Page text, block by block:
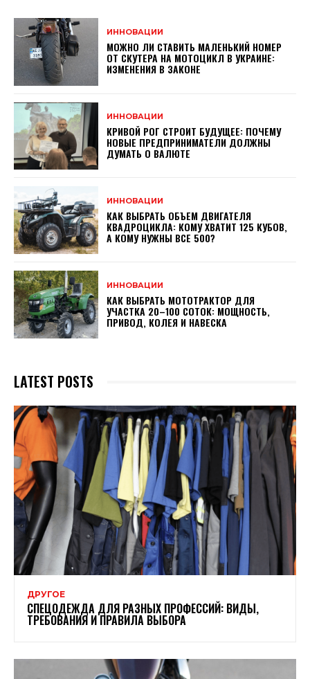
ИННОВАЦИИ
МОЖНО ЛИ СТАВИТЬ МАЛЕНЬКИЙ НОМЕР
ОТ СКУТЕРА НА МОТОЦИКЛ В УКРАИНЕ:
ИЗМЕНЕНИЯ В ЗАКОНЕ
ИННОВАЦИИ
КРИВОЙ РОГ СТРОИТ БУДУЩЕЕ: ПОЧЕМУ
НОВЫЕ ПРЕДПРИНИМАТЕЛИ ДОЛЖНЫ
ДУМАТЬ О ВАЛЮТЕ
ИННОВАЦИИ
КАК ВЫБРАТЬ ОБЪЕМ ДВИГАТЕЛЯ
КВАДРОЦИКЛА: КОМУ ХВАТИТ 125 КУБОВ,
А КОМУ НУЖНЫ ВСЕ 500?
ИННОВАЦИИ
КАК ВЫБРАТЬ МОТОТРАКТОР ДЛЯ
УЧАСТКА 20–100 СОТОК: МОЩНОСТЬ,
ПРИВОД, КОЛЕЯ И НАВЕСКА
LATEST POSTS
ДРУГОЕ
СПЕЦОДЕЖДА ДЛЯ РАЗНЫХ ПРОФЕССИЙ: ВИДЫ,
ТРЕБОВАНИЯ И ПРАВИЛА ВЫБОРА